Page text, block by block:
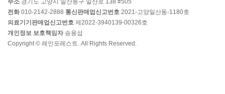
주소 경기도 고양시 일산동구 일산로 138 #505
전화 010-2142-2888 통신판매업신고번호 2021-고양일산동-1180호
의료기기판매업신고번호 제2022-3940139-00326호
개인정보 보호책임자 송용섭
Copyright © 레인포레스트. All Rights Reserved.